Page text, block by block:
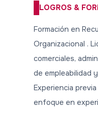
LOGROS &
Formación en
Organizacional .
comerciales,
de empleabilidad
Experiencia
enfoque en